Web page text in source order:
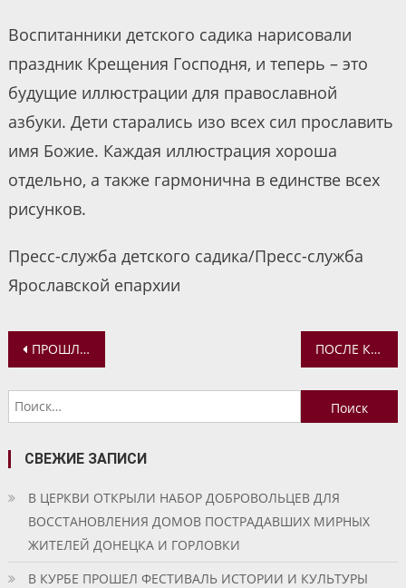
Воспитанники детского садика нарисовали
праздник Крещения Господня, и теперь – это
будущие иллюстрации для православной
азбуки. Дети старались изо всех сил прославить
имя Божие. Каждая иллюстрация хороша
отдельно, а также гармонична в единстве всех
рисунков.
Пресс-служба детского садика/Пресс-служба
Ярославской епархии
Навигация
по
записям
ПРОШЛА ВСТРЕЧА СЕСТЕР МИЛОСЕРДИЯ ЕПАРХИАЛЬНОГО СЕСТРИЧЕСТВА ПОСЛЕ КАНИКУЛ ВОЗОБНОВИЛИСЬ ЗАНЯТИЯ В ВОСКРЕСНОЙ ШКОЛЕ ХРАМА ПАРАСКЕВЫ ПЯТНИЦЫ НА ТУГОВОЙ ГОРЕ
Найти:
СВЕЖИЕ ЗАПИСИ
В ЦЕРКВИ ОТКРЫЛИ НАБОР ДОБРОВОЛЬЦЕВ ДЛЯ
ВОССТАНОВЛЕНИЯ ДОМОВ ПОСТРАДАВШИХ МИРНЫХ
ЖИТЕЛЕЙ ДОНЕЦКА И ГОРЛОВКИ
В КУРБЕ ПРОШЕЛ ФЕСТИВАЛЬ ИСТОРИИ И КУЛЬТУРЫ